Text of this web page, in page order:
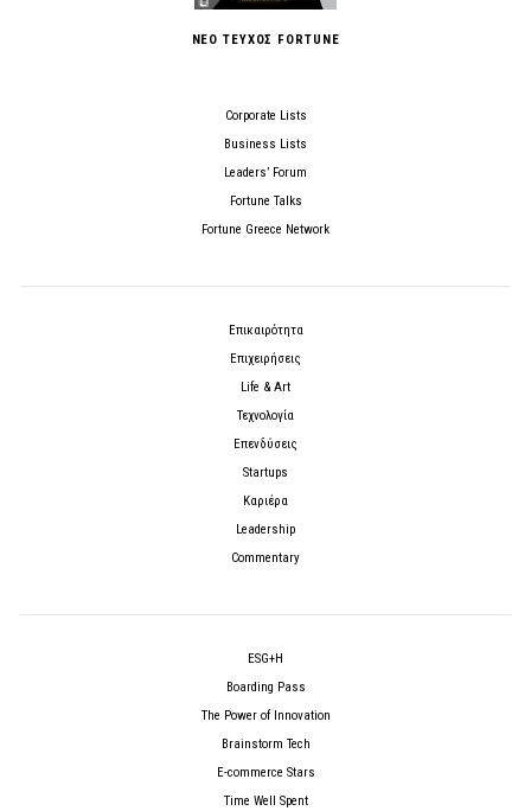
ΝΕΟ ΤΕΥΧΟΣ FORTUNE
Corporate Lists
Business Lists
Leaders’ Forum
Fortune Talks
Fortune Greece Network
Επικαιρότητα
Επιχειρήσεις
Life & Art
Τεχνολογία
Επενδύσεις
Startups
Καριέρα
Leadership
Commentary
ESG+H
Boarding Pass
The Power of Innovation
Brainstorm Tech
E-commerce Stars
Time Well Spent